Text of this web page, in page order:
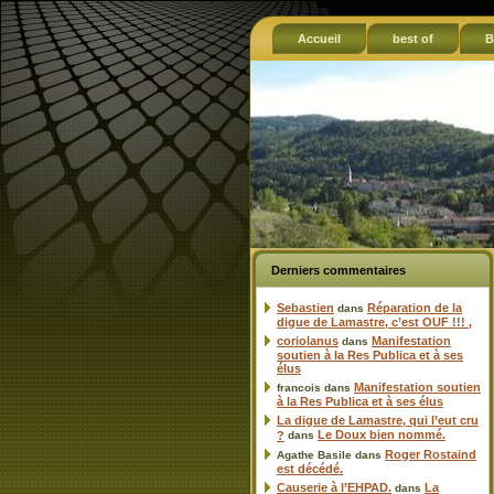
Accueil best of
Derniers commentaires
Sebastien dans Réparation de la
digue de Lamastre, c’est OUF !!! ,
coriolanus dans Manifestation
soutien à la Res Publica et à ses
élus
francois dans Manifestation soutien
à la Res Publica et à ses élus
La digue de Lamastre, qui l’eut cru
? dans Le Doux bien nommé.
Agathe Basile dans Roger Rostaind
est décédé.
Causerie à l’EHPAD. dans La